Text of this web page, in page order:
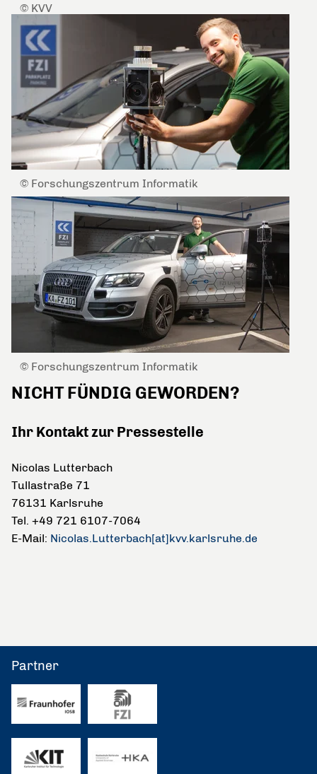
© KVV
© Forschungszentrum Informatik
© Forschungszentrum Informatik
NICHT FÜNDIG GEWORDEN?
Ihr Kontakt zur Pressestelle
Nicolas Lutterbach
Tullastraße 71
76131 Karlsruhe
Tel. +49 721 6107-7064
E-Mail: Nicolas.Lutterbach[at]kvv.karlsruhe.de
Partner